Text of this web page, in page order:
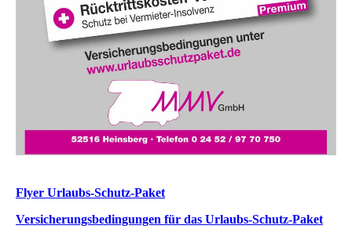
Flyer Urlaubs-Schutz-Paket
Versicherungsbedingungen für das Urlaubs-Schutz-Paket